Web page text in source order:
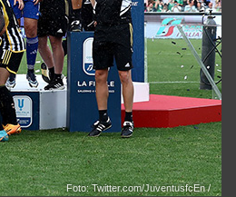
Foto: Twitter.com/JuventusfcEn /